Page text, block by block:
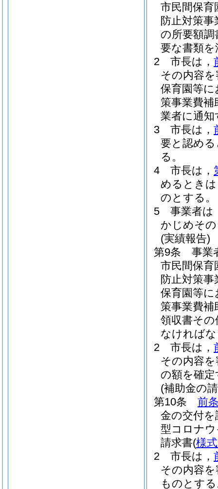
市民間保
防止対策
の所要額調
要な書類
2
市長は，
その内容
保育園等
策事業費補
業者に通
3
市長は，
要と認め
る。
4
市長は，
めるとき
のとする。
5
事業者は
かじめそ
(実績報告)
第9条
事業
市民間保
防止対策
保育園等
策事業費補
領収書そ
なければ
2
市長は，
その内容
の額を確
(補助金の
第10条
前
金の交付
型コロナ
請求書(様
2
市長は，
その内容
ものとす